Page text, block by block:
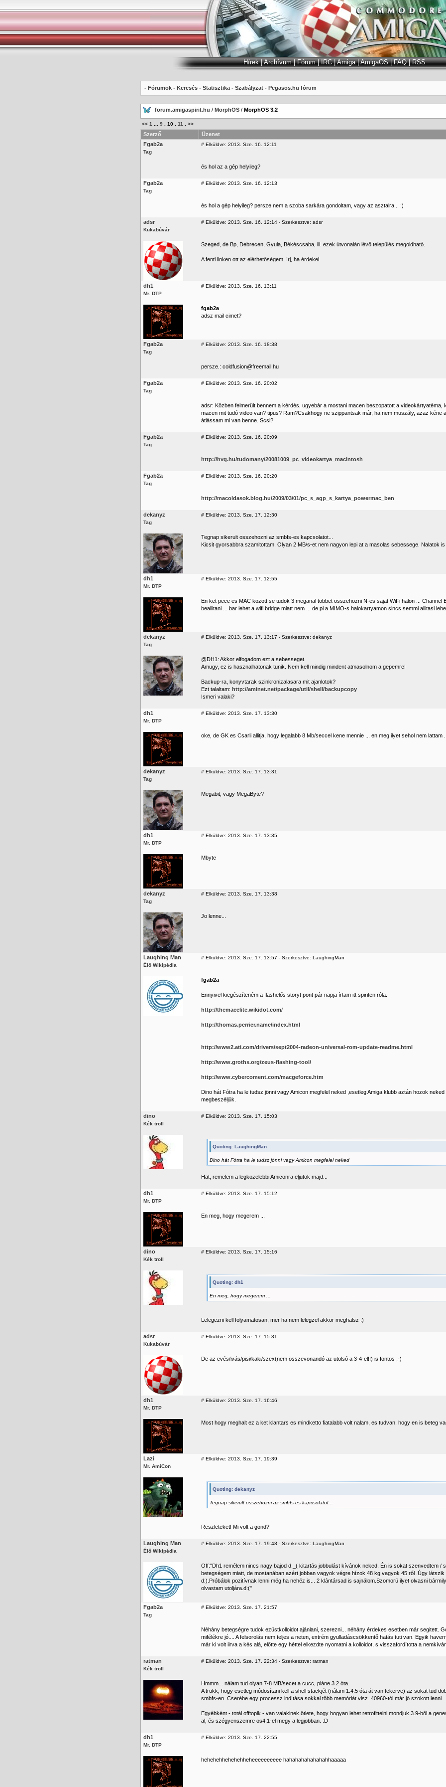
Hírek|Archívum|Fórum|IRC|Amiga|AmigaOS|FAQ|RSS
- Fórumok - Keresés - Statisztika - Szabályzat - Pegasos.hu fórum
forum.amigaspirit.hu / MorphOS / MorphOS 3.2
<< 1 9 10 11 >>
Szerző
Üzenet
Fgab2a
Tag
# Elküldve: 2013. Sze. 16. 12:11
és hol az a gép helyileg?
Fgab2a
Tag
# Elküldve: 2013. Sze. 16. 12:13
és hol a gép helyileg? persze nem a szoba sarkára gondoltam, vagy az asztalra... :)
adsr
Kukabúvár
# Elküldve: 2013. Sze. 16. 12:14 - Szerkesztve: adsr
Szeged, de Bp, Debrecen, Gyula, Békéscsaba, ill. ezek útvonalán lévő település megoldható.
A fenti linken ott az elérhetőségem, írj, ha érdekel.
dh1
Mr. DTP
# Elküldve: 2013. Sze. 16. 13:11
fgab2a
adsz mail cimet?
Fgab2a
Tag
# Elküldve: 2013. Sze. 16. 18:38
persze.: coldfusion@freemail.hu
Fgab2a
Tag
# Elküldve: 2013. Sze. 16. 20:02
adsr: Közben felmerült bennem a kérdés, ugyebár a mostani macen beszopatott a videokártyatéma,
macen mit tudó video van? tipus? Ram?Csakhogy ne szippantsak már, ha nem muszály, azaz kéne
átlássam mi van benne. Scsi?
Fgab2a
Tag
# Elküldve: 2013. Sze. 16. 20:09
http://hvg.hu/tudomany/20081009_pc_videokartya_macintosh
Fgab2a
Tag
# Elküldve: 2013. Sze. 16. 20:20
http://macoldasok.blog.hu/2009/03/01/pc_s_agp_s_kartya_powermac_ben
dekanyz
Tag
# Elküldve: 2013. Sze. 17. 12:30
Tegnap sikerult osszehozni az smbfs-es kapcsolatot...
Kicsit gyorsabbra szamitottam. Olyan 2 MB/s-et nem nagyon lepi at a masolas sebessege. Nalatok
dh1
Mr. DTP
# Elküldve: 2013. Sze. 17. 12:55
En ket pece es MAC kozott se tudok 3 meganal tobbet osszehozni N-es sajat WiFi halon ... Channel
beallitani ... bar lehet a wifi bridge miatt nem ... de pl a MIMO-s halokartyamon sincs semmi allitasi
dekanyz
Tag
# Elküldve: 2013. Sze. 17. 13:17 - Szerkesztve: dekanyz
@DH1: Akkor elfogadom ezt a sebesseget.
Amugy, ez is hasznalhatonak tunik. Nem kell mindig mindent atmasolnom a gepemre!
Backup-ra, konyvtarak szinkronizalasara mit ajanlotok?
Ezt talaltam: http://aminet.net/package/util/shell/backupcopy
Ismeri valaki?
dh1
Mr. DTP
# Elküldve: 2013. Sze. 17. 13:30
oke, de GK es Csarli allitja, hogy legalabb 8 Mb/seccel kene mennie ... en meg ilyet sehol nem lattam
dekanyz
Tag
# Elküldve: 2013. Sze. 17. 13:31
Megabit, vagy MegaByte?
dh1
Mr. DTP
# Elküldve: 2013. Sze. 17. 13:35
Mbyte
dekanyz
Tag
# Elküldve: 2013. Sze. 17. 13:38
Jo lenne...
Laughing Man
Élő Wikipédia
# Elküldve: 2013. Sze. 17. 13:57 - Szerkesztve: LaughingMan
fgab2a
Ennyivel kiegészíteném a flashelős storyt pont pár napja írtam itt spiriten róla.
http://themacelite.wikidot.com/
http://thomas.perrier.name/index.html
http://www2.ati.com/drivers/sept2004-radeon-universal-rom-update-readme.html
http://www.groths.org/zeus-flashing-tool/
http://www.cybercoment.com/macgeforce.htm
Dino hát Fótra ha le tudsz jönni vagy Amicon megfelel neked ,esetleg Amiga klubb aztán hozok
megbeszéljük.
dino
Kék troll
# Elküldve: 2013. Sze. 17. 15:03
Quoting: LaughingMan
Dino hát Fótra ha le tudsz jönni vagy Amicon megfelel neked
Hat, remelem a legkozelebbi Amiconra eljutok majd...
dh1
Mr. DTP
# Elküldve: 2013. Sze. 17. 15:12
En meg, hogy megerem ...
dino
Kék troll
# Elküldve: 2013. Sze. 17. 15:16
Quoting: dh1
En meg, hogy megerem ...
Lelegezni kell folyamatosan, mer ha nem lelegzel akkor meghalsz :)
adsr
Kukabúvár
# Elküldve: 2013. Sze. 17. 15:31
De az evés/ivás/pisi/kaki/szex(nem összevonandó az utolsó a 3-4-el!!) is fontos ;-)
dh1
Mr. DTP
# Elküldve: 2013. Sze. 17. 16:46
Most hogy meghalt ez a ket klantars es mindketto fiatalabb volt nalam, es tudvan, hogy en is beteg
Lazi
Mr. AmiCon
# Elküldve: 2013. Sze. 17. 19:39
Quoting: dekanyz
Tegnap sikerult osszehozni az smbfs-es kapcsolatot...
Reszleteket! Mi volt a gond?
Laughing Man
Élő Wikipédia
# Elküldve: 2013. Sze. 17. 19:48 - Szerkesztve: LaughingMan
Off:"Dh1 remélem nincs nagy bajod d:_( kitartás jobbulást kívánok neked. Én is sokat szenvedtem /
betegségem miatt, de mostanában azért jobban vagyok végre hízok 48 kg vagyok 45 ről .Úgy
d:).Próbálok pozitívnak lenni még ha nehéz is... 2 klántársad is sajnálom.Szomorú ilyet olvasni
olvastam utoljára.d:("
Fgab2a
Tag
# Elküldve: 2013. Sze. 17. 21:57
Néhány betegségre tudok ezüstkolloidot ajánlani, szerezni... néhány érdekes esetben már segitett.
mifélékre jó.... A felsorolás nem teljes a neten, extrém gyulladáscsökkentő hatás tuti van. Egyik
már ki volt iirva a kés alá, előtte egy héttel elkezdte nyomatni a kolloidot, s visszafordította a
ratman
Kék troll
# Elküldve: 2013. Sze. 17. 22:34 - Szerkesztve: ratman
Hmmm... nálam tud olyan 7-8 MB/secet a cucc, pláne 3.2 óta.
A trükk, hogy esetleg módosítani kell a shell stackjét (nálam 1.4.5 óta át van tekerve) az sokat tud
smbfs-en. Cserébe egy processz indítása sokkal több memóriát visz. 40960-tól már jó szokott lenni.
Egyébként - totál offtopik - van valakinek ötlete, hogy hogyan lehet retrofittelni mondjuk 3.9-ből a
al, és szégyenszemre os4.1-el megy a legjobban. :D
dh1
Mr. DTP
# Elküldve: 2013. Sze. 17. 22:55
hehehehhehehehheheeeeeeeeee hahahahahahahahhaaaaa